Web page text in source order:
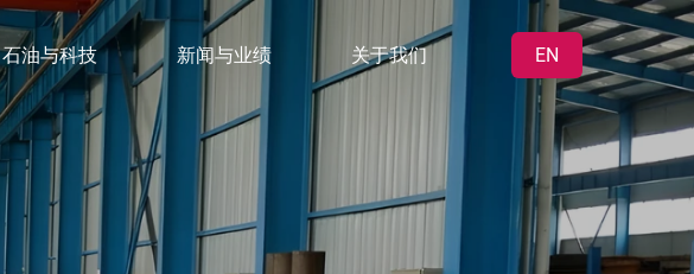
石油与科技 新闻与业绩 关于我们 EN